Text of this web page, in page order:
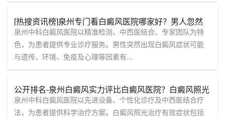
[热搜资讯榜]泉州专门看白癜风医院哪家好？男人忽然
出现白癜风症状？
泉州中科白癜风医院以精准检测、中西医结合、专家团队为特
色，为患者提供专业诊疗服务。男性突然出现白癜风症状可能
与遗传、环境、免疫及心理等因素有...
公开排名-泉州白癜风实力评比白癜风医院？白癜风照光
有效果症状？
泉州中科白癜风医院以先进设备、个性化诊疗及中西医结合疗
法，为患者提供科学治疗方案。白癜风照光治疗有效症状包括